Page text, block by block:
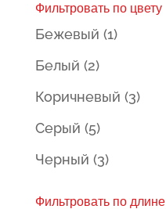
Фильтровать по цвету
Бежевый (1)
Белый (2)
Коричневый (3)
Серый (5)
Черный (3)
Фильтровать по длине